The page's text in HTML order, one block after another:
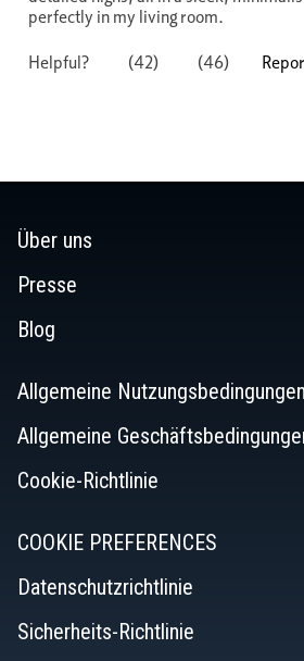
Über uns
Presse
Blog
Allgemeine Nutzungsbedingungen
Allgemeine
Cookie-Richtlinie
COOKIE PREFERENCES
Datenschutzrichtlinie
Sicherheits-Richtlinie